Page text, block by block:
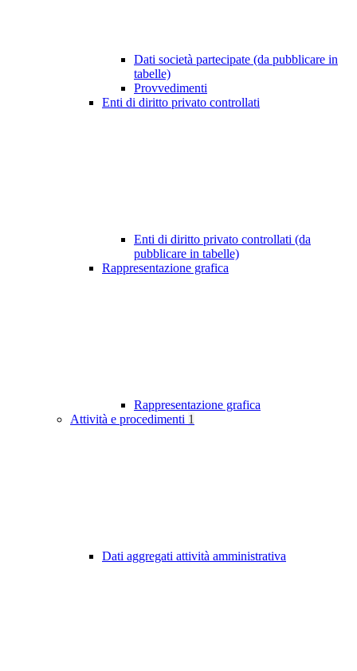
Dati società partecipate (da pubblicare in
tabelle)
Provvedimenti
Enti di diritto privato controllati
Enti di diritto privato controllati (da
pubblicare in tabelle)
Rappresentazione grafica
Rappresentazione grafica
Attività e procedimenti 1
Dati aggregati attività amministrativa